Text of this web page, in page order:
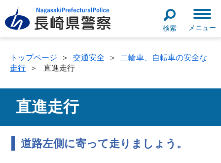
検索 メニュー
トップページ ＞ 交通安全 ＞
二輪車、自転車の安全な
走行
＞ 直進走行
直進走行
道路左側に寄って走りましょう。